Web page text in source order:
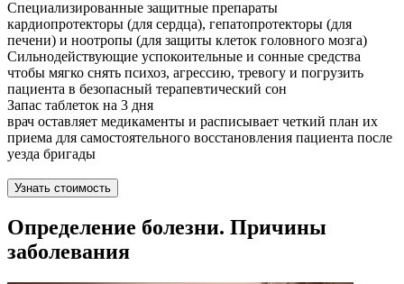
Специализированные защитные препараты
кардиопротекторы (для сердца), гепатопротекторы (для
печени) и ноотропы (для защиты клеток головного мозга)
Сильнодействующие успокоительные и сонные средства
чтобы мягко снять психоз, агрессию, тревогу и погрузить
пациента в безопасный терапевтический сон
Запас таблеток на 3 дня
врач оставляет медикаменты и расписывает четкий план их
приема для самостоятельного восстановления пациента после
уезда бригады
Узнать стоимость
Определение болезни. Причины
заболевания